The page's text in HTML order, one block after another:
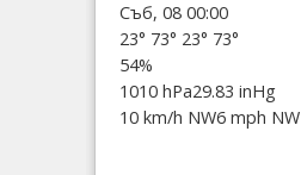
Съб, 08 00:00
23° 73° 23° 73°
54%
1010 hPa29.83 inHg
10 km/h NW6 mph NW